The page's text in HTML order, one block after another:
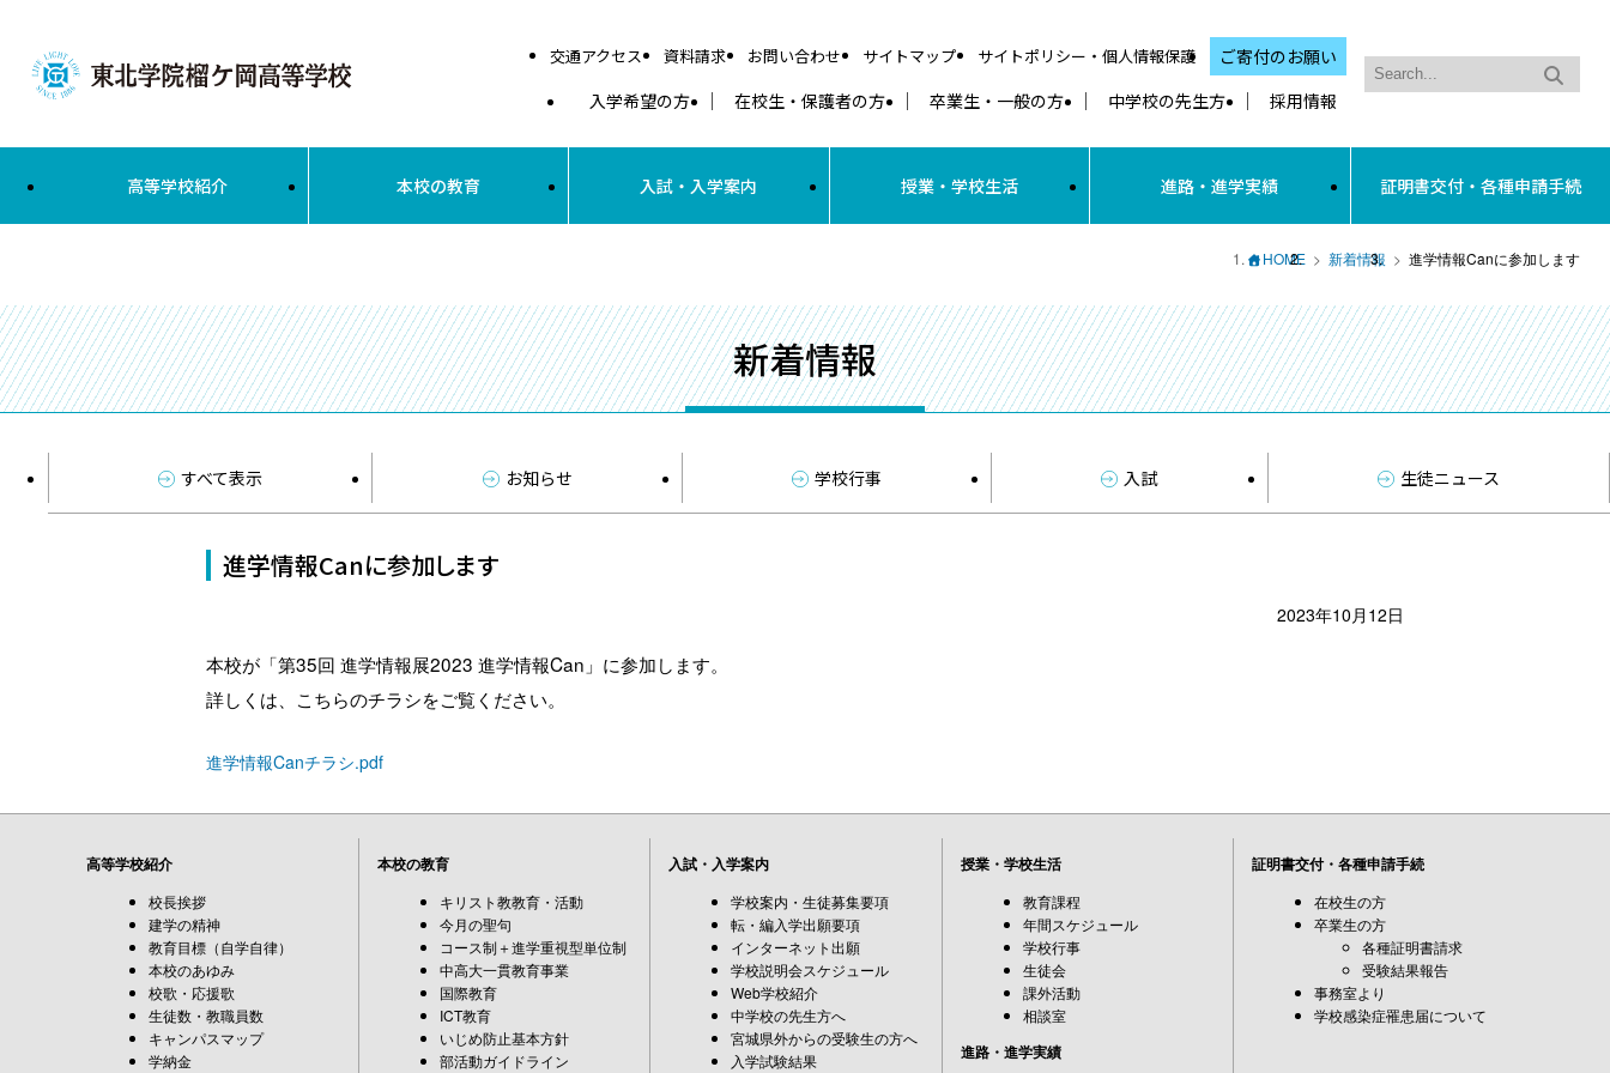
交通アクセス 資料請求 お問い合わせ サイトマップ サイトポリシー・個人情報保護
ご寄付のお願い
入学希望の方
在校生・保護者の方 卒業生・一般の方 中学校の先生方 採用情報
高等学校紹介 本校の教育 入試・入学案内 授業・学校生活 進路・進学実績 証明書交付・各種申請手続
HOME 新着情報 進学情報Canに参加します
新着情報
すべて表示 お知らせ 学校行事 入試 生徒ニュース
進学情報Canに参加します
2023年10月12日
本校が「第35回 進学情報展2023 進学情報Can」に参加します。
詳しくは、こちらのチラシをご覧ください。
進学情報Canチラシ.pdf
高等学校紹介
校長挨拶
建学の精神
教育目標（自学自律）
本校のあゆみ
校歌・応援歌
生徒数・教職員数
キャンパスマップ
学納金
本校の教育
キリスト教教育・活動
今月の聖句
コース制＋進学重視型単位制
中高大一貫教育事業
国際教育
ICT教育
いじめ防止基本方針
部活動ガイドライン
入試・入学案内
学校案内・生徒募集要項
転・編入学出願要項
インターネット出願
学校説明会スケジュール
Web学校紹介
中学校の先生方へ
宮城県外からの受験生の方へ
入学試験結果
授業・学校生活
教育課程
年間スケジュール
学校行事
生徒会
課外活動
相談室
進路・進学実績
証明書交付・各種申請手続
在校生の方
卒業生の方
各種証明書請求
受験結果報告
事務室より
学校感染症罹患届について